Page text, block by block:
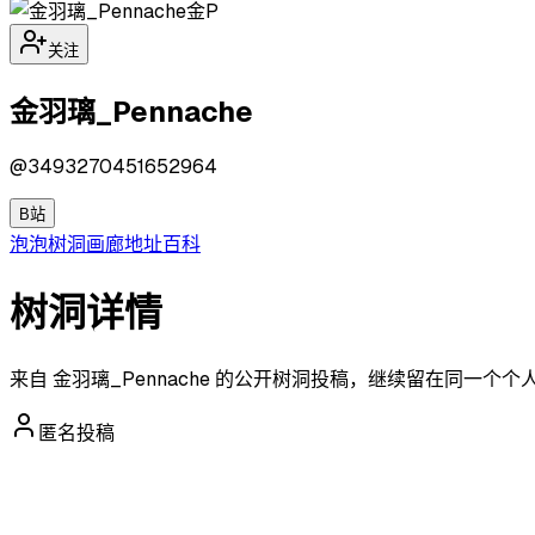
金P
关注
金羽璃_Pennache
@3493270451652964
B站
泡泡树洞画廊地址百科
树洞详情
来自 金羽璃_Pennache 的公开树洞投稿，继续留在同一个个
匿名投稿